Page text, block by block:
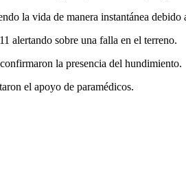
la vida de manera instantánea debido
alertando sobre una falla en el terreno.
la presencia del hundimiento.
el apoyo de paramédicos.